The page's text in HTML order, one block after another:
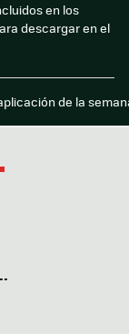
en los
descargar en el
de la